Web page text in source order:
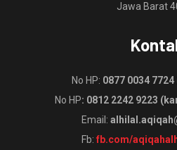
Jawa Barat
No HP: 0877 0034
No HP: 0812 2242 9223
Email:
Fb: fb.com/